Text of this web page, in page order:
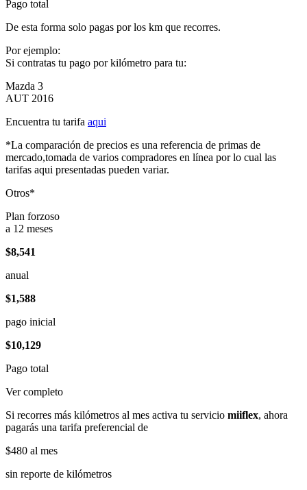
Pago total
De esta forma solo pagas por los km que recorres.
Por ejemplo:
Si contratas tu pago por kilómetro para tu:
Mazda 3
AUT 2016
Encuentra tu tarifa aqui
*La comparación de precios es una referencia de primas de
mercado,tomada de varios compradores en línea por lo cual las
tarifas aqui presentadas pueden variar.
Otros*
Plan forzoso
a 12 meses
$8,541
anual
$1,588
pago inicial
$10,129
Pago total
Ver completo
Si recorres más kilómetros al mes activa tu servicio miiflex, ahora
pagarás una tarifa preferencial de
$480 al mes
sin reporte de kilómetros